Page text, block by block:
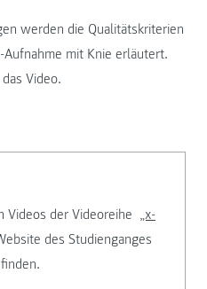
werden die Qualitätskriterien
mit Knie erläutert.
Video.
Videos der Videoreihe „x-
des Studienganges